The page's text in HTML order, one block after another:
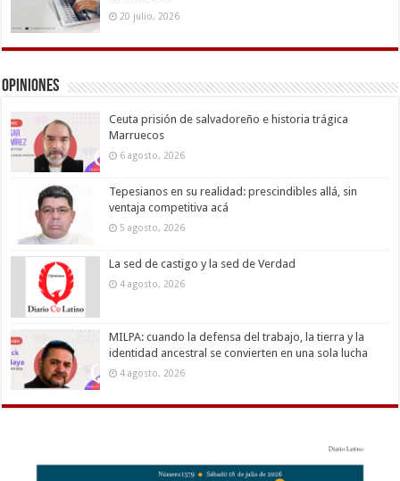
20 julio, 2026
Opiniones
Ceuta prisión de salvadoreño e historia trágica
Marruecos
6 agosto, 2026
Tepesianos en su realidad: prescindibles allá, sin
ventaja competitiva acá
5 agosto, 2026
La sed de castigo y la sed de Verdad
4 agosto, 2026
MILPA: cuando la defensa del trabajo, la tierra y la
identidad ancestral se convierten en una sola lucha
4 agosto, 2026